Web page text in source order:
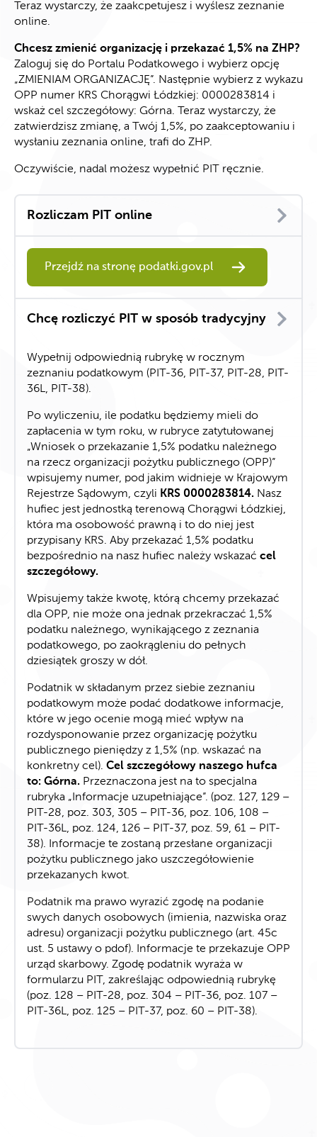
Teraz wystarczy, że zaakcpetujesz i wyślesz zeznanie
online.
Chcesz zmienić organizację i przekazać 1,5% na ZHP?
Zaloguj się do Portalu Podatkowego i wybierz opcję
„ZMIENIAM ORGANIZACJĘ”. Następnie wybierz z wykazu
OPP numer KRS Chorągwi Łódzkiej: 0000283814 i
wskaż cel szczegółowy: Górna. Teraz wystarczy, że
zatwierdzisz zmianę, a Twój 1,5%, po zaakceptowaniu i
wysłaniu zeznania online, trafi do ZHP.
Oczywiście, nadal możesz wypełnić PIT ręcznie.
Rozliczam PIT online
Przejdź na stronę podatki.gov.pl
Chcę rozliczyć PIT w sposób tradycyjny
Wypełnij odpowiednią rubrykę w rocznym
zeznaniu podatkowym (PIT-36, PIT-37, PIT-28, PIT-
36L, PIT-38).
Po wyliczeniu, ile podatku będziemy mieli do
zapłacenia w tym roku, w rubryce zatytułowanej
„Wniosek o przekazanie 1,5% podatku należnego
na rzecz organizacji pożytku publicznego (OPP)”
wpisujemy numer, pod jakim widnieje w Krajowym
Rejestrze Sądowym, czyli KRS 0000283814. Nasz
hufiec jest jednostką terenową Chorągwi Łódzkiej,
która ma osobowość prawną i to do niej jest
przypisany KRS. Aby przekazać 1,5% podatku
bezpośrednio na nasz hufiec należy wskazać cel
szczegółowy.
Wpisujemy także kwotę, którą chcemy przekazać
dla OPP, nie może ona jednak przekraczać 1,5%
podatku należnego, wynikającego z zeznania
podatkowego, po zaokrągleniu do pełnych
dziesiątek groszy w dół.
Podatnik w składanym przez siebie zeznaniu
podatkowym może podać dodatkowe informacje,
które w jego ocenie mogą mieć wpływ na
rozdysponowanie przez organizację pożytku
publicznego pieniędzy z 1,5% (np. wskazać na
konkretny cel). Cel szczegółowy naszego hufca
to: Górna. Przeznaczona jest na to specjalna
rubryka „Informacje uzupełniające”. (poz. 127, 129 –
PIT-28, poz. 303, 305 – PIT-36, poz. 106, 108 –
PIT-36L, poz. 124, 126 – PIT-37, poz. 59, 61 – PIT-
38). Informacje te zostaną przesłane organizacji
pożytku publicznego jako uszczegółowienie
przekazanych kwot.
Podatnik ma prawo wyrazić zgodę na podanie
swych danych osobowych (imienia, nazwiska oraz
adresu) organizacji pożytku publicznego (art. 45c
ust. 5 ustawy o pdof). Informacje te przekazuje OPP
urząd skarbowy. Zgodę podatnik wyraża w
formularzu PIT, zakreślając odpowiednią rubrykę
(poz. 128 – PIT-28, poz. 304 – PIT-36, poz. 107 –
PIT-36L, poz. 125 – PIT-37, poz. 60 – PIT-38).